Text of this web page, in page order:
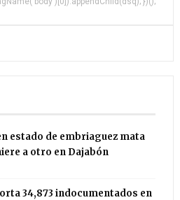
estado de embriaguez mata
a otro en Dajabón
34,873 indocumentados en